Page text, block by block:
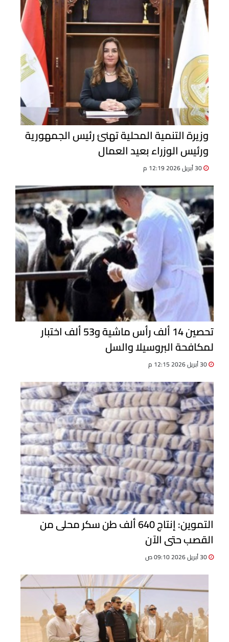
وزيرة التنمية المحلية تهنئ رئيس الجمهورية
ورئيس الوزراء بعيد العمال
تحصين 14 ألف رأس ماشية و53 ألف اختبار
لمكافحة البروسيلا والسل
التموين: إنتاج 640 ألف طن سكر محلى من
القصب حتى الآن